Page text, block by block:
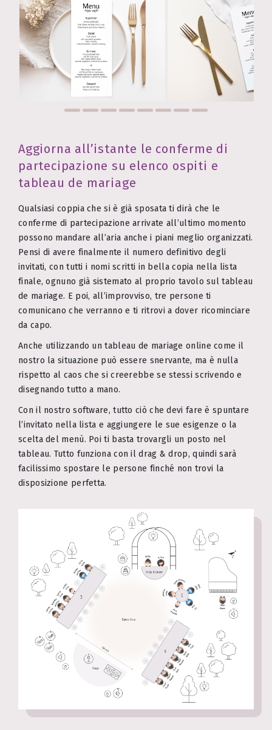
Aggiorna all’istante le conferme di
partecipazione su elenco ospiti e
tableau de mariage
Qualsiasi coppia che si è già sposata ti dirà che le
conferme di partecipazione arrivate all’ultimo momento
possono mandare all’aria anche i piani meglio organizzati.
Pensi di avere finalmente il numero definitivo degli
invitati, con tutti i nomi scritti in bella copia nella lista
finale, ognuno già sistemato al proprio tavolo sul tableau
de mariage. E poi, all’improvviso, tre persone ti
comunicano che verranno e ti ritrovi a dover ricominciare
da capo.
Anche utilizzando un tableau de mariage online come il
nostro la situazione può essere snervante, ma è nulla
rispetto al caos che si creerebbe se stessi scrivendo e
disegnando tutto a mano.
Con il nostro software, tutto ciò che devi fare è spuntare
l’invitato nella lista e aggiungere le sue esigenze o la
scelta del menù. Poi ti basta trovargli un posto nel
tableau. Tutto funziona con il drag & drop, quindi sarà
facilissimo spostare le persone finché non trovi la
disposizione perfetta.